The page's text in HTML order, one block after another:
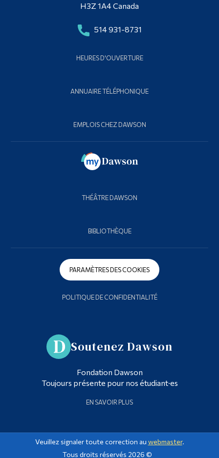
H3Z 1A4 Canada
514 931-8731
HEURES D'OUVERTURE
ANNUAIRE TÉLÉPHONIQUE
EMPLOIS CHEZ DAWSON
THÉÂTRE DAWSON
BIBLIOTHÈQUE
PARAMÈTRES DES COOKIES
POLITIQUE DE CONFIDENTIALITÉ
Soutenez Dawson
Fondation Dawson
Toujours présente pour nos étudiant·es
EN SAVOIR PLUS
Veuillez signaler toute correction au webmaster.
Tous droits réservés 2026 ©